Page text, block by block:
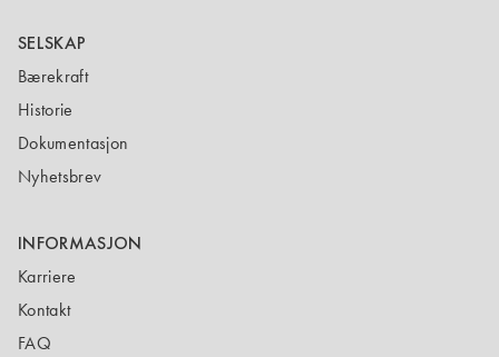
SELSKAP
Bærekraft
Historie
Dokumentasjon
Nyhetsbrev
INFORMASJON
Karriere
Kontakt
FAQ